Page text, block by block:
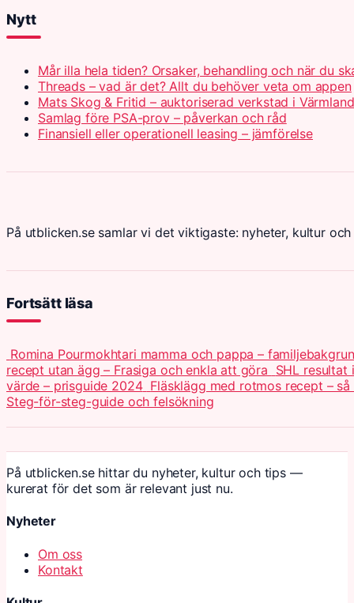
Nytt
Mår illa hela tiden? Orsaker, behandling och när du
Threads – vad är det? Allt du behöver veta om appen
Mats Skog & Fritid – auktoriserad verkstad i Värmland
Samlag före PSA-prov – påverkan och råd
Finansiell eller operationell leasing – jämförelse
På utblicken.se samlar vi det viktigaste: nyheter, kultur
Fortsätt läsa
Romina Pourmokhtari mamma och pappa –
recept utan ägg – Frasiga och enkla att göra SHL resultat
värde – prisguide 2024 Fläsklägg med rotmos recept –
Steg-för-steg-guide och felsökning
På utblicken.se hittar du nyheter, kultur och tips —
kurerat för det som är relevant just nu.
Nyheter
Om oss
Kontakt